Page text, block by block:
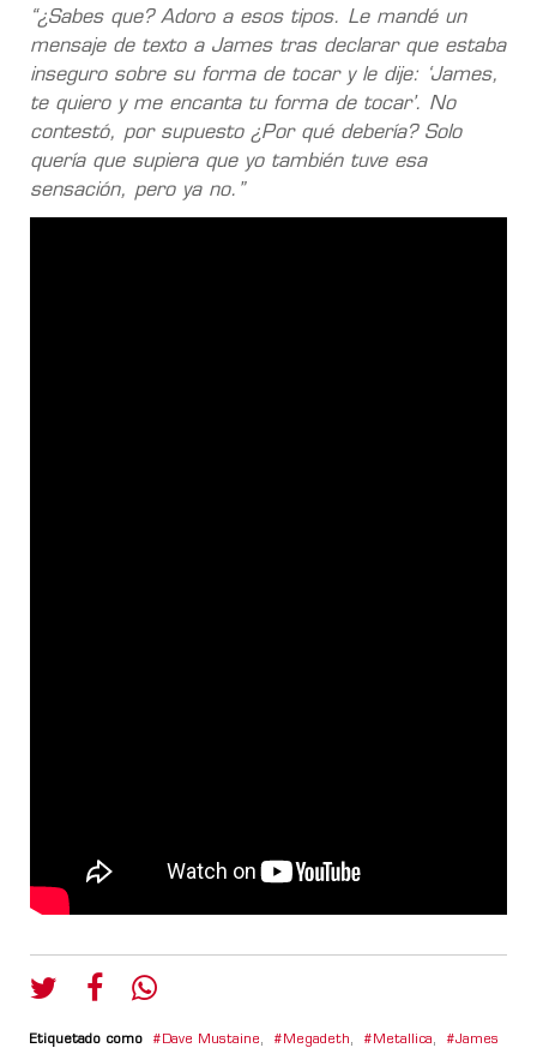
“¿Sabes que? Adoro a esos tipos. Le mandé un
mensaje de texto a James tras declarar que estaba
inseguro sobre su forma de tocar y le dije: ‘James,
te quiero y me encanta tu forma de tocar’. No
contestó, por supuesto ¿Por qué debería? Solo
quería que supiera que yo también tuve esa
sensación, pero ya no.”
Etiquetado como Dave Mustaine, Megadeth, Metallica, James